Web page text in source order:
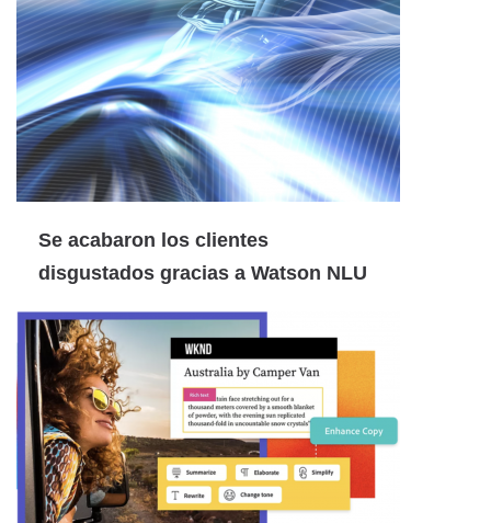
Se acabaron los clientes
disgustados gracias a Watson NLU